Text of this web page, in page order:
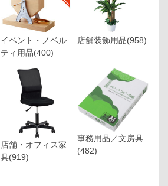
イベント・ノベル
ティ用品(400)
店舗装飾用品(958)
店舗・オフィス家
具(919)
事務用品／文房具
(482)